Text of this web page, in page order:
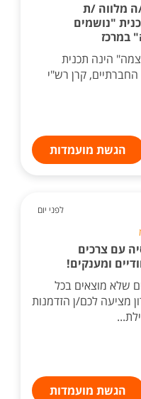
ה מלווה /ת
"נושמים
במרכז
הינה תכנית
קרן רש"י
הגשת מועמדות
לפני יום
עם צרכים
ומענקים!
שלא מוצאים בכל
מציעה לכם/ן הזדמנות
הגשת מועמדות